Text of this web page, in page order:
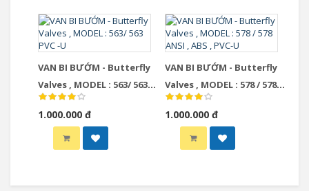
VAN BI BƯỚM - Butterfly
Valves , MODEL : 563/ 563
PVC -U
1.000.000 đ
VAN BI BƯỚM - Butterfly
Valves , MODEL : 578 / 578
ANSI , ABS , PVC-U
1.000.000 đ